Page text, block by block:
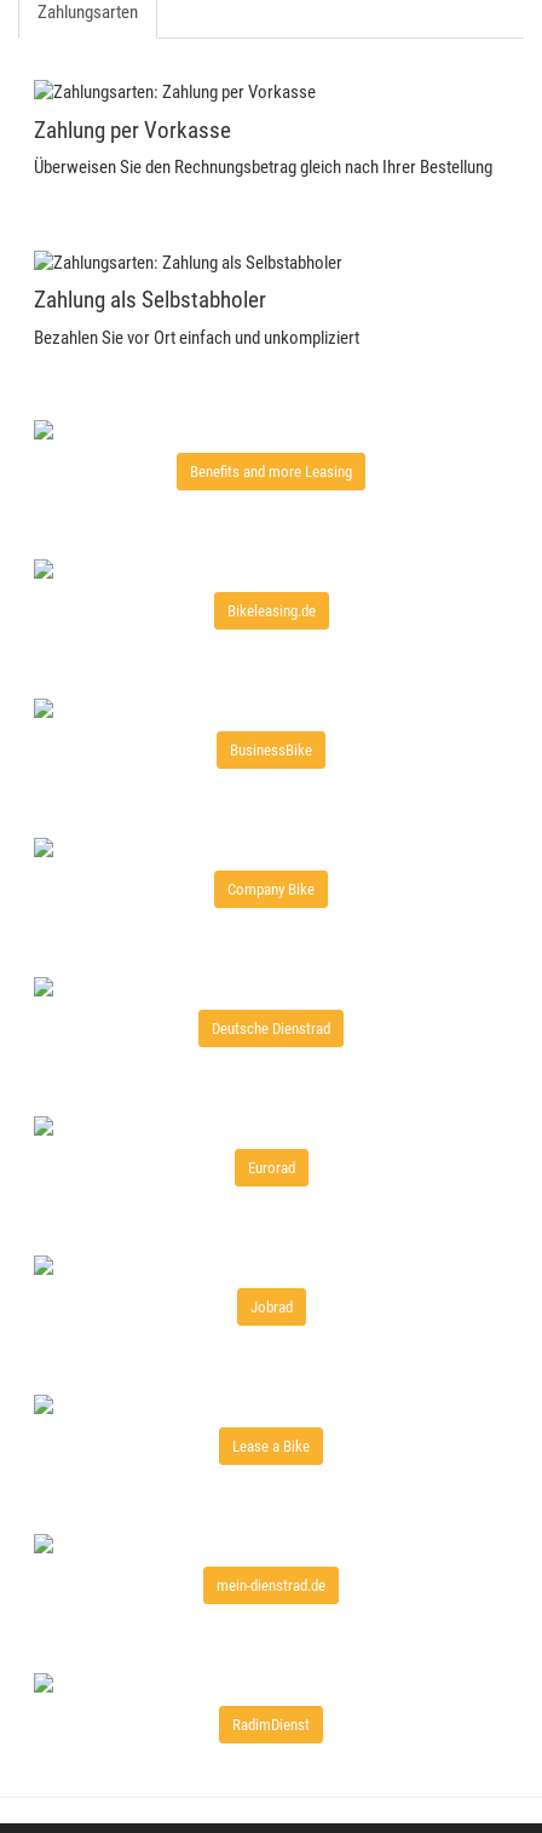
Zahlungsarten
Zahlung per Vorkasse
Überweisen Sie den Rechnungsbetrag gleich nach Ihrer Bestellung
Zahlung als Selbstabholer
Bezahlen Sie vor Ort einfach und unkompliziert
Benefits and more Leasing
Bikeleasing.de
BusinessBike
Company Bike
Deutsche Dienstrad
Eurorad
Jobrad
Lease a Bike
mein-dienstrad.de
RadimDienst